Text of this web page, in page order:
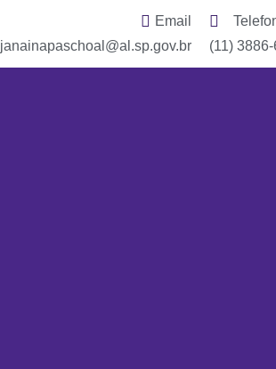
Email
janainapaschoal@al.sp.gov.br
(11)